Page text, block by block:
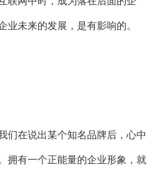
未来的发展，是有影响的。
们在说出某个知名品牌后，心中
拥有一个正能量的企业形象，就